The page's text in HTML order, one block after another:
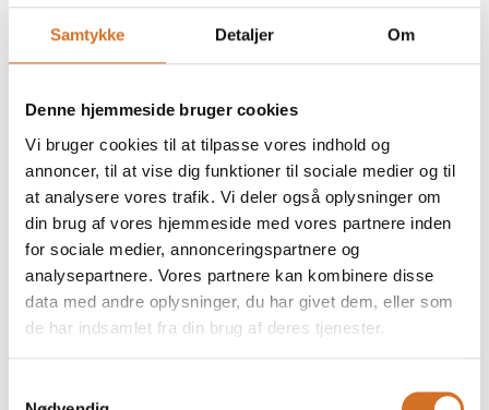
Samtykke Detaljer Om
Denne hjemmeside bruger cookies
Vi bruger cookies til at tilpasse vores indhold og
annoncer, til at vise dig funktioner til sociale medier og til
at analysere vores trafik. Vi deler også oplysninger om
din brug af vores hjemmeside med vores partnere inden
for sociale medier, annonceringspartnere og
analysepartnere. Vores partnere kan kombinere disse
data med andre oplysninger, du har givet dem, eller som
de har indsamlet fra din brug af deres tjenester.
Glutenfri lyst sandwichbrød